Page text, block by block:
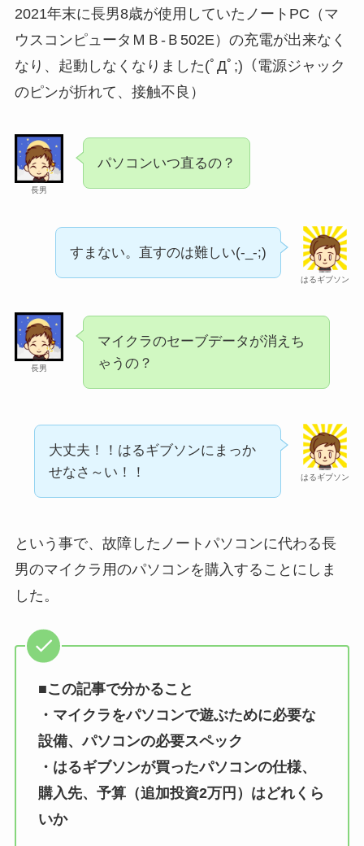
2021年末に長男8歳が使用していたノートPC（マ
ウスコンピュータＭＢ-Ｂ502E）の充電が出来なく
なり、起動しなくなりました(ﾟДﾟ;)（電源ジャック
のピンが折れて、接触不良）
長男
パソコンいつ直るの？
はるギブソン
すまない。直すのは難しい(-_-;)
長男
マイクラのセーブデータが消えち
ゃうの？
はるギブソン
大丈夫！！はるギブソンにまっか
せなさ～い！！
という事で、故障したノートパソコンに代わる長
男のマイクラ用のパソコンを購入することにしま
した。
■この記事で分かること
・マイクラをパソコンで遊ぶために必要な
設備、パソコンの必要スペック
・はるギブソンが買ったパソコンの仕様、
購入先、予算（追加投資2万円）はどれくら
いか